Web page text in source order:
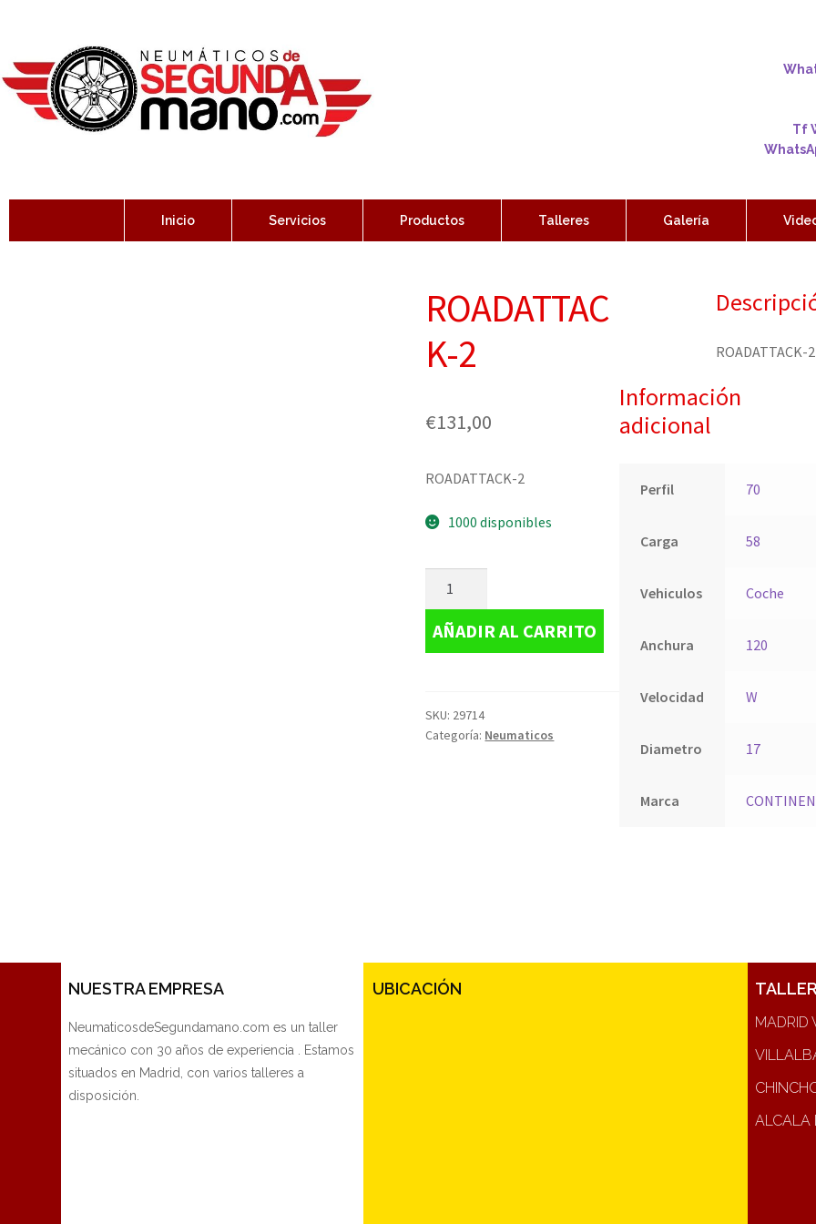
Tf
Inicio Servicios Productos Talleres Galería
ROADATTAC
K-2
€131,00
ROADATTACK-2
1000 disponibles
AÑADIR AL CARRITO
SKU: 29714
Categoría: Neumaticos
ROADATTACK-2
Información
adicional
Perfil 70
Carga 58
Vehiculos Coche
Anchura 120
Velocidad W
Diametro 17
Marca
NUESTRA EMPRESA
NeumaticosdeSegundamano.com es un taller
mecánico con 30 años de experiencia . Estamos
situados en Madrid, con varios talleres a
disposición.
UBICACIÓN
MADRID
ALCALA